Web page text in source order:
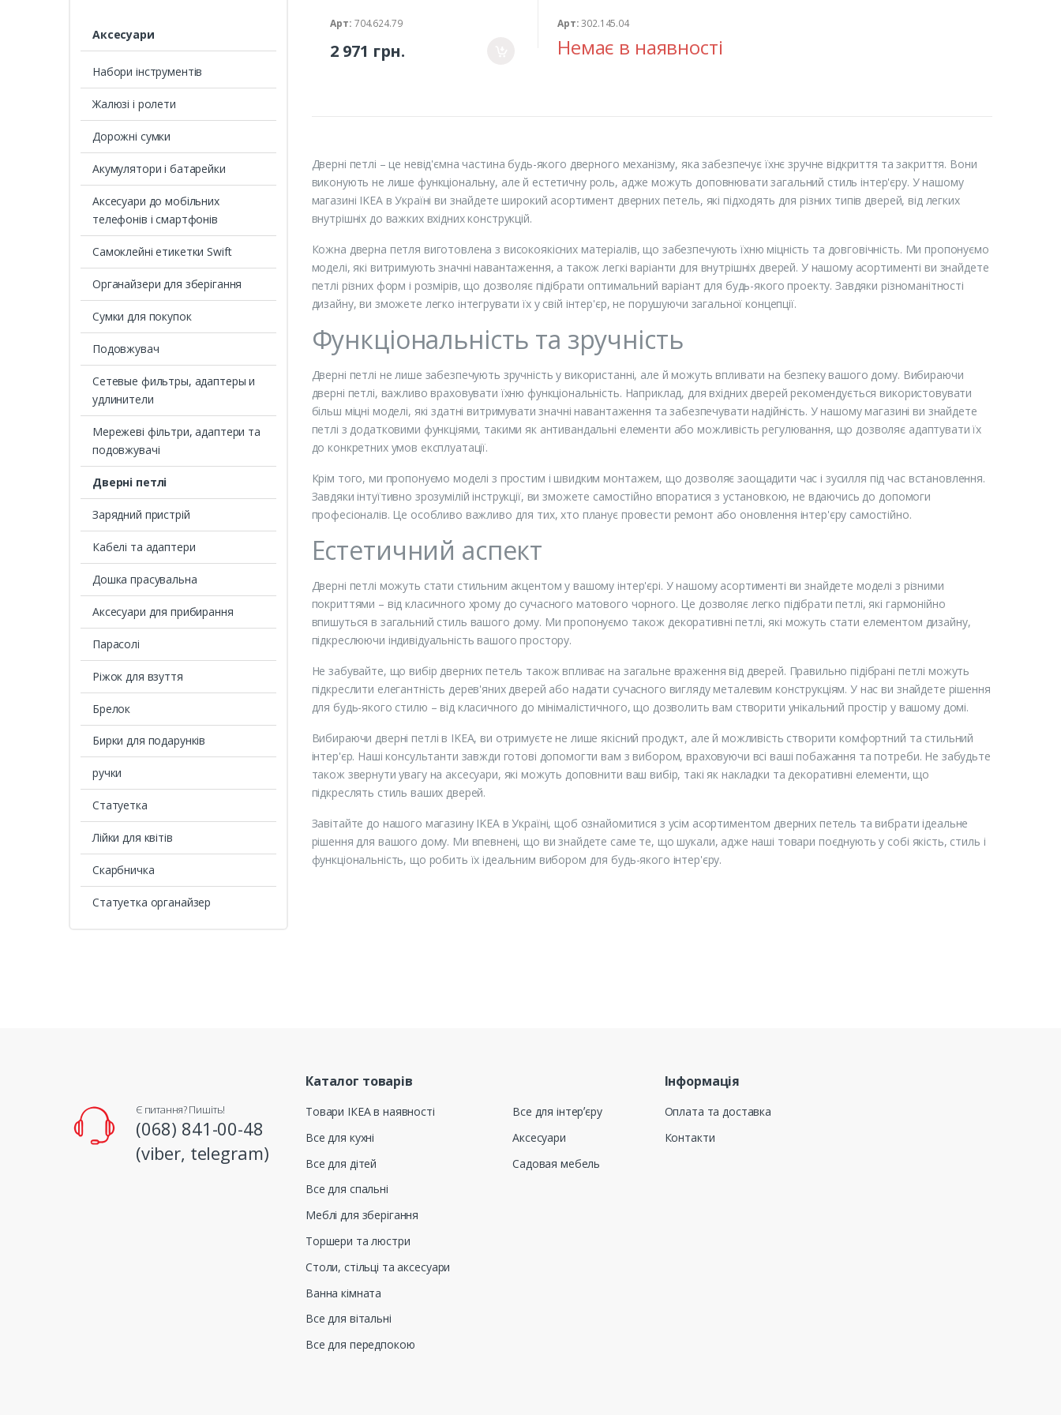
Арт: 704.624.79
2 971 грн.
Арт:302.145.04
Немає в наявності
Дверні петлі – це невід'ємна частина будь-якого дверного механізму, яка забезпечує їхнє зручне відкриття та закриття. Вони
виконують не лише функціональну, але й естетичну роль, адже можуть доповнювати загальний стиль інтер'єру. У нашому
магазині IKEA в Україні ви знайдете широкий асортимент дверних петель, які підходять для різних типів дверей, від легких
внутрішніх до важких вхідних конструкцій.
Кожна дверна петля виготовлена з високоякісних матеріалів, що забезпечують їхню міцність та довговічність. Ми пропонуємо
моделі, які витримують значні навантаження, а також легкі варіанти для внутрішніх дверей. У нашому асортименті ви знайдете
петлі різних форм і розмірів, що дозволяє підібрати оптимальний варіант для будь-якого проекту. Завдяки різноманітності
дизайну, ви зможете легко інтегрувати їх у свій інтер'єр, не порушуючи загальної концепції.
Функціональність та зручність
Дверні петлі не лише забезпечують зручність у використанні, але й можуть впливати на безпеку вашого дому. Вибираючи
дверні петлі, важливо враховувати їхню функціональність. Наприклад, для вхідних дверей рекомендується використовувати
більш міцні моделі, які здатні витримувати значні навантаження та забезпечувати надійність. У нашому магазині ви знайдете
петлі з додатковими функціями, такими як антивандальні елементи або можливість регулювання, що дозволяє адаптувати їх
до конкретних умов експлуатації.
Крім того, ми пропонуємо моделі з простим і швидким монтажем, що дозволяє заощадити час і зусилля під час встановлення.
Завдяки інтуїтивно зрозумілій інструкції, ви зможете самостійно впоратися з установкою, не вдаючись до допомоги
професіоналів. Це особливо важливо для тих, хто планує провести ремонт або оновлення інтер'єру самостійно.
Естетичний аспект
Дверні петлі можуть стати стильним акцентом у вашому інтер'єрі. У нашому асортименті ви знайдете моделі з різними
покриттями – від класичного хрому до сучасного матового чорного. Це дозволяє легко підібрати петлі, які гармонійно
впишуться в загальний стиль вашого дому. Ми пропонуємо також декоративні петлі, які можуть стати елементом дизайну,
підкреслюючи індивідуальність вашого простору.
Не забувайте, що вибір дверних петель також впливає на загальне враження від дверей. Правильно підібрані петлі можуть
підкреслити елегантність дерев'яних дверей або надати сучасного вигляду металевим конструкціям. У нас ви знайдете рішення
для будь-якого стилю – від класичного до мінімалістичного, що дозволить вам створити унікальний простір у вашому домі.
Вибираючи дверні петлі в IKEA, ви отримуєте не лише якісний продукт, але й можливість створити комфортний та стильний
інтер'єр. Наші консультанти завжди готові допомогти вам з вибором, враховуючи всі ваші побажання та потреби. Не забудьте
також звернути увагу на аксесуари, які можуть доповнити ваш вибір, такі як накладки та декоративні елементи, що
підкреслять стиль ваших дверей.
Завітайте до нашого магазину IKEA в Україні, щоб ознайомитися з усім асортиментом дверних петель та вибрати ідеальне
рішення для вашого дому. Ми впевнені, що ви знайдете саме те, що шукали, адже наші товари поєднують у собі якість, стиль і
функціональність, що робить їх ідеальним вибором для будь-якого інтер'єру.
Аксесуари
Набори інструментів
Жалюзі і ролети
Дорожні сумки
Акумулятори і батарейки
Аксесуари до мобільних
телефонів і смартфонів
Cамоклейні етикетки Swift
Органайзери для зберігання
Сумки для покупок
Подовжувач
Сетевые фильтры, адаптеры и
удлинители
Мережеві фільтри, адаптери та
подовжувачі
Дверні петлі
Зарядний пристрій
Кабелі та адаптери
Дошка прасувальна
Аксесуари для прибирання
Парасолі
Ріжок для взуття
Брелок
Бирки для подарунків
ручки
Статуетка
Лійки для квітів
Скарбничка
Статуетка органайзер
Каталог товарів
Товари ІКЕА в наявності
Все для кухні
Все для дітей
Все для спальні
Меблі для зберігання
Торшери та люстри
Столи, стільці та аксесуари
Ванна кімната
Все для вітальні
Все для передпокою
Все для інтерʼєру
Аксесуари
Садовая мебель
Інформація
Оплата та доставка
Контакти
Є питання? Пишіть!
(068) 841-00-48
(viber, telegram)